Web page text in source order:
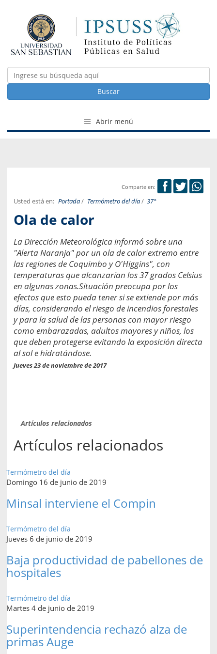
Buscar
Abrir menú
Comparte en:
Usted está en: Portada/ Termómetro del día/ 37°
Ola de calor
La Dirección Meteorológica informó sobre una
"Alerta Naranja" por un ola de calor extremo entre
las regiones de Coquimbo y O'Higgins", con
temperaturas que alcanzarían los 37 grados Celsius
en algunas zonas.Situación preocupa por los
efectos que esto pueda tener si se extiende por más
días, considerando el riesgo de incendios forestales
y para la salud de las personas con mayor riesgo
como embarazadas, adultos mayores y niños, los
que deben protegerse evitando la exposición directa
al sol e hidratándose.
Jueves 23 de noviembre de 2017
Artículos relacionados
Artículos relacionados
Termómetro del día
Domingo 16 de junio de 2019
Minsal interviene el Compin
Termómetro del día
Jueves 6 de junio de 2019
Baja productividad de pabellones de
hospitales
Termómetro del día
Martes 4 de junio de 2019
Superintendencia rechazó alza de
primas Auge